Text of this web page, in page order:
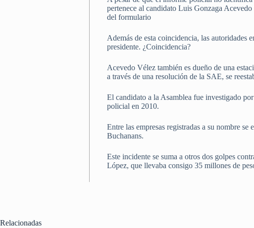
pertenece al candidato Luis Gonzaga
del formulario
Además de esta coincidencia, las
presidente. ¿Coincidencia?
Acevedo Vélez también es dueño de una
a través de una resolución de la SAE, se
El candidato a la Asamblea fue investigado
policial en 2010.
Entre las empresas registradas a su nombre
Buchanans.
Este incidente se suma a otros dos golpes
López, que llevaba consigo 35 millones de
Relacionadas